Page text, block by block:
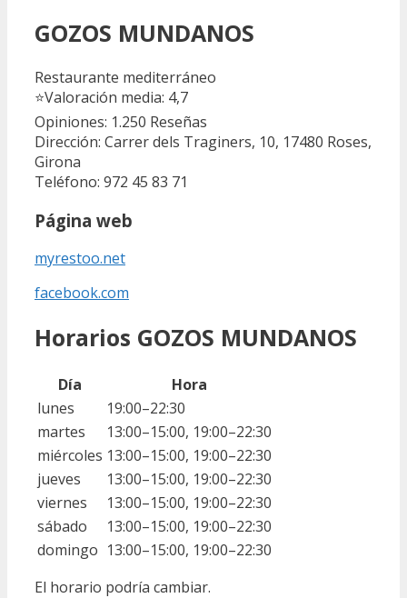
GOZOS MUNDANOS
Restaurante mediterráneo
⭐Valoración media: 4,7
Opiniones: 1.250 Reseñas
Dirección: Carrer dels Traginers, 10, 17480 Roses,
Girona
Teléfono: 972 45 83 71
Página web
myrestoo.net
facebook.com
Horarios GOZOS MUNDANOS
Día
Hora
lunes
19:00–22:30
martes
13:00–15:00, 19:00–22:30
miércoles 13:00–15:00, 19:00–22:30
jueves
13:00–15:00, 19:00–22:30
viernes
13:00–15:00, 19:00–22:30
sábado
13:00–15:00, 19:00–22:30
domingo 13:00–15:00, 19:00–22:30
El horario podría cambiar.